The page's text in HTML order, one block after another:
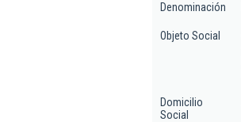
Denominación
Objeto Social
Domicilio
Social